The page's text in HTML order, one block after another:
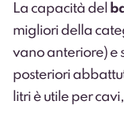
La capacità del
migliori della
vano anteriore) e
posteriori
litri è utile per